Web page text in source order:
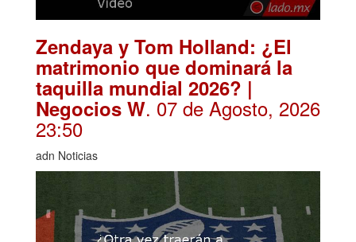
Zendaya y Tom Holland: ¿El
matrimonio que dominará la
taquilla mundial 2026? |
Negocios W. 07 de Agosto, 2026
23:50
adn Noticias